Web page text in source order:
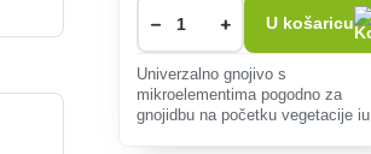
− + U košaricu
Univerzalno gnojivo s
mikroelementima pogodno za
gnojidbu na početku vegetacije iu